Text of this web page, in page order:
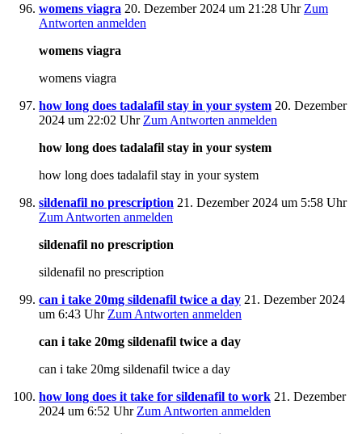
womens viagra 20. Dezember 2024 um 21:28 Uhr Zum
Antworten anmelden
womens viagra
womens viagra
how long does tadalafil stay in your system 20. Dezember
2024 um 22:02 Uhr Zum Antworten anmelden
how long does tadalafil stay in your system
how long does tadalafil stay in your system
sildenafil no prescription 21. Dezember 2024 um 5:58 Uhr
Zum Antworten anmelden
sildenafil no prescription
sildenafil no prescription
can i take 20mg sildenafil twice a day 21. Dezember 2024
um 6:43 Uhr Zum Antworten anmelden
can i take 20mg sildenafil twice a day
can i take 20mg sildenafil twice a day
how long does it take for sildenafil to work 21. Dezember
2024 um 6:52 Uhr Zum Antworten anmelden